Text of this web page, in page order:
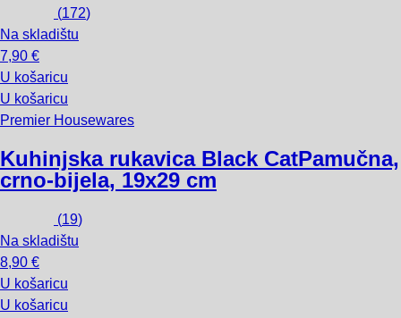
(172)
Na skladištu
7,90 €
U košaricu
U košaricu
Premier Housewares
Kuhinjska rukavica Black CatPamučna,
crno-bijela, 19x29 cm
(19)
Na skladištu
8,90 €
U košaricu
U košaricu